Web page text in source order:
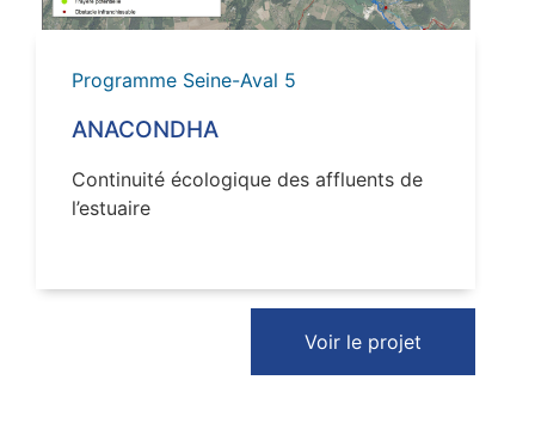
Programme Seine-Aval 5
ANACONDHA
Continuité écologique des affluents de
l’estuaire
Voir le projet